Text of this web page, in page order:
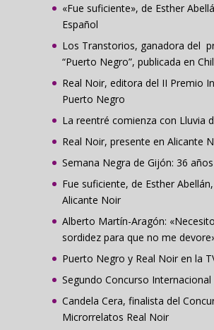
«Fue suficiente», de Esther
Español
Los Transtorios, ganadora del
“Puerto Negro”, publicada en
Real Noir, editora del II Premio
Puerto Negro
La reentré comienza con Lluvia
Real Noir, presente en Alicante
Semana Negra de Gijón: 36
Fue suficiente, de Esther
Alicante Noir
Alberto Martín-Aragón:
sordidez para que no me
Puerto Negro y Real Noir en la
Segundo Concurso
Candela Cera, finalista del
Microrrelatos Real Noir